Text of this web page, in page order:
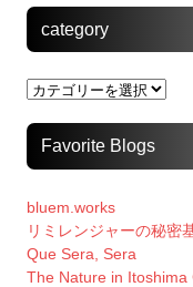
category
category
Favorite Blogs
bluem.works
リミレンジャーの秘密
Que Sera, Sera
The Nature in Itoshima